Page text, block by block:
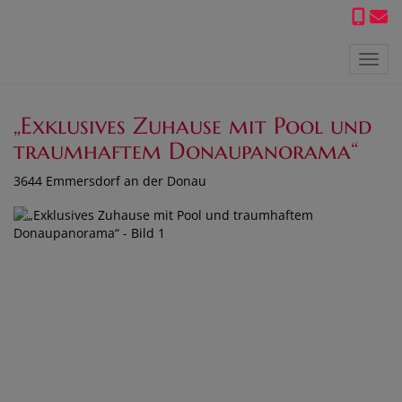
„Exklusives Zuhause mit Pool und
traumhaftem Donaupanorama“
3644 Emmersdorf an der Donau